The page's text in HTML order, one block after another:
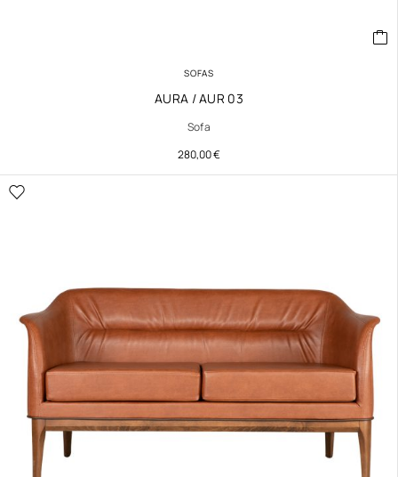
SOFAS
AURA / AUR 03
Sofa
280,00€